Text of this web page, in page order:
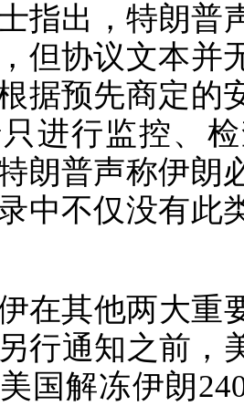
指出，特朗普
但协议文本并
据预先商定的
进行监控、
朗普声称伊朗
中不仅没有此
在其他两大重
行通知之前，
国解冻伊朗